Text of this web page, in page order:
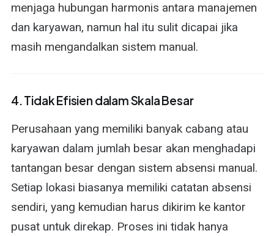
menjaga hubungan harmonis antara manajemen
dan karyawan, namun hal itu sulit dicapai jika
masih mengandalkan sistem manual.
4. Tidak Efisien dalam Skala Besar
Perusahaan yang memiliki banyak cabang atau
karyawan dalam jumlah besar akan menghadapi
tantangan besar dengan sistem absensi manual.
Setiap lokasi biasanya memiliki catatan absensi
sendiri, yang kemudian harus dikirim ke kantor
pusat untuk direkap. Proses ini tidak hanya